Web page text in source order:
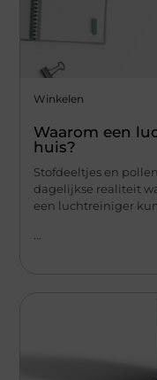
Winkelen
Waarom een
huis?
Stofdeeltjes en
dagelijkse realiteit
een luchtreiniger
...